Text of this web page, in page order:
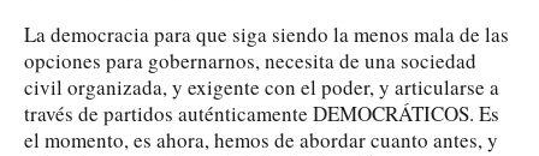
La democracia para que siga siendo la menos mala de las
opciones para gobernarnos, necesita de una sociedad
civil organizada, y exigente con el poder, y articularse a
través de partidos auténticamente DEMOCRÁTICOS. Es
el momento, es ahora, hemos de abordar cuanto antes, y